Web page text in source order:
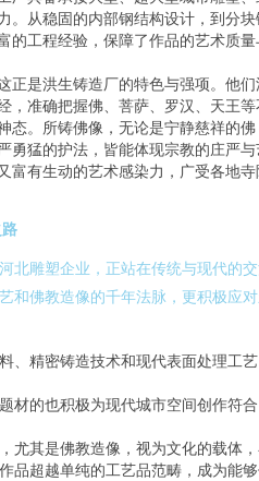
。从稳固的内部钢结构设计，到分块
的工程经验，保障了作品的艺术质量
正是洪生铸造厂的特色与强项。他们
，准确把握佛、菩萨、罗汉、天王等
态。所铸佛像，无论是宁静慈祥的佛
勇猛的护法，皆能体现宗教的庄严与
富有生动的艺术感染力，广受各地寺
北雕塑企业，正站在传统与现代的
和佛教造像的千年法脉，更积极应
、精密铸造技术和现代表面处理工
材的也积极为现代城市空间创作符
尤其是佛教造像，视为文化的载体
品超越单纯的工艺品范畴，成为能